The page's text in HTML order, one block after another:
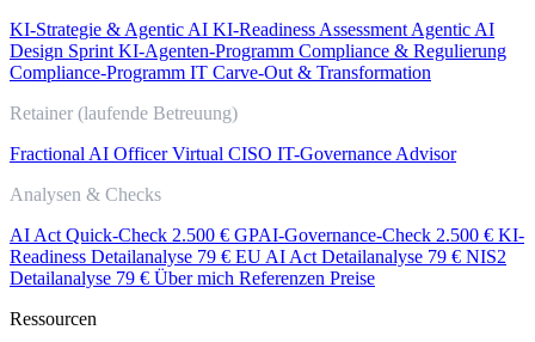
KI-Strategie & Agentic AI KI-Readiness Assessment Agentic AI
Design Sprint KI-Agenten-Programm Compliance & Regulierung
Compliance-Programm IT Carve-Out & Transformation
Retainer (laufende Betreuung)
Fractional AI Officer Virtual CISO IT-Governance Advisor
Analysen & Checks
AI Act Quick-Check 2.500 € GPAI-Governance-Check 2.500 € KI-
Readiness Detailanalyse 79 € EU AI Act Detailanalyse 79 € NIS2
Detailanalyse 79 € Über mich Referenzen Preise
Ressourcen